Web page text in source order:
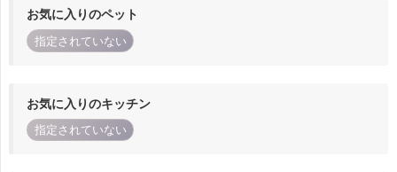
お気に入りのペット
指定されていない
お気に入りのキッチン
指定されていない